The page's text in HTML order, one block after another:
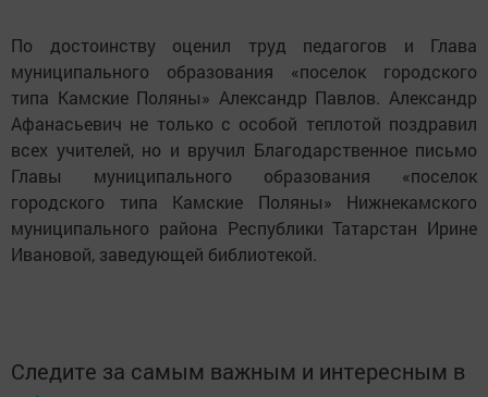
По достоинству оценил труд педагогов и Глава
муниципального образования «поселок городского
типа Камские Поляны» Александр Павлов. Александр
Афанасьевич не только с особой теплотой поздравил
всех учителей, но и вручил Благодарственное письмо
Главы муниципального образования «поселок
городского типа Камские Поляны» Нижнекамского
муниципального района Республики Татарстан Ирине
Ивановой, заведующей библиотекой.
Следите за самым важным и интересным в